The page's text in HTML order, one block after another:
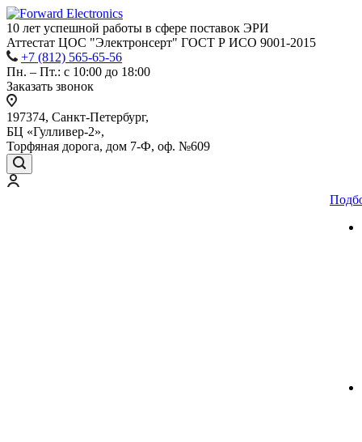
10 лет успешной работы в сфере поставок ЭРИ
Аттестат ЦОС "Электронсерт" ГОСТ Р ИСО 9001-2015
+7 (812) 565-65-56
Пн. – Пт.: с 10:00 до 18:00
Заказать звонок
197374, Санкт-Петербург,
БЦ «Гулливер-2»,
Торфяная дорога, дом 7-Ф, оф. №609